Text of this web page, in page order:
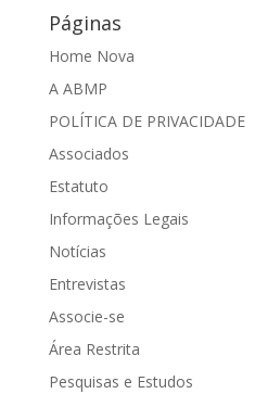
Páginas
Home Nova
A ABMP
POLÍTICA DE PRIVACIDADE
Associados
Estatuto
Informações Legais
Notícias
Entrevistas
Associe-se
Área Restrita
Pesquisas e Estudos